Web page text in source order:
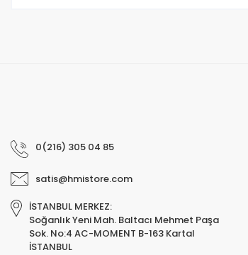
0(216) 305 04 85
satis@hmistore.com
İSTANBUL MERKEZ:
Soğanlık Yeni Mah. Baltacı Mehmet Paşa
Sok. No:4 AC-MOMENT B-163 Kartal
İSTANBUL